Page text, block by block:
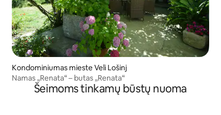
Kondominiumas mieste Veli Lošinj
Namas „Renata“ – butas „Renata“
Šeimoms tinkamų būstų nuoma